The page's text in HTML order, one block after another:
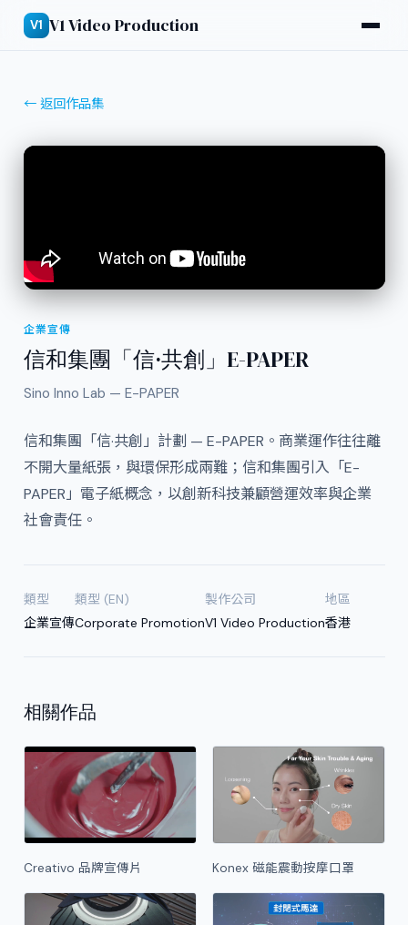
V1 V1 Video Production
← 返回作品集
企業宣傳
信和集團「信·共創」E-PAPER
Sino Inno Lab — E-PAPER
信和集團「信·共創」計劃 — E-PAPER。商業運作往往離
不開大量紙張，與環保形成兩難；信和集團引入「E-
PAPER」電子紙概念，以創新科技兼顧營運效率與企業
社會責任。
類型
企業宣傳
類型 (EN)
Corporate Promotion
製作公司
V1 Video Production
地區
香港
相關作品
Creativo 品牌宣傳片 Konex 磁能震動按摩口罩